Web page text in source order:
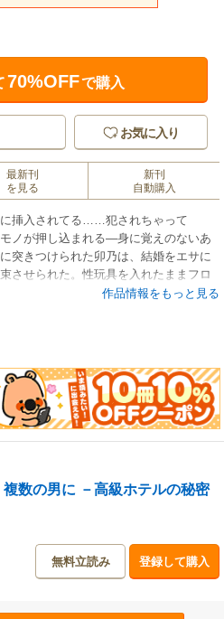
70%OFFで購入
お気に入り
最新刊
を見る
新刊
自動購入
挿入されてる……犯されちゃって
ノが押し込まれる―身に覚えのないあ
突きつけられた卯乃は、結婚をエサに
させられた。性玩具を入れたままフロ
男たちの白濁液にまみれて…。
作品情報をもっと見る
複数の男に －高級ホテルの秘密
無料立読み 登録して購入